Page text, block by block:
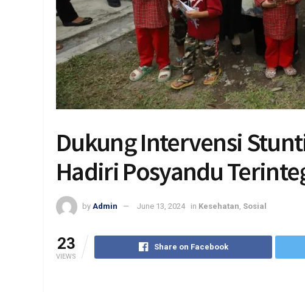
Dukung Intervensi
Hadiri Posyandu
by Admin June 13, 2024 in Kesehatan Sosial
23
VIEWS
Share on Facebook